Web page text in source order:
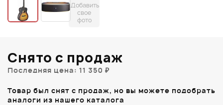
Добавить
свое
фото
Снято с продаж
Последняя цена: 11 350 ₽
Товар был снят с продаж, но вы можете подобрать
аналоги из нашего каталога